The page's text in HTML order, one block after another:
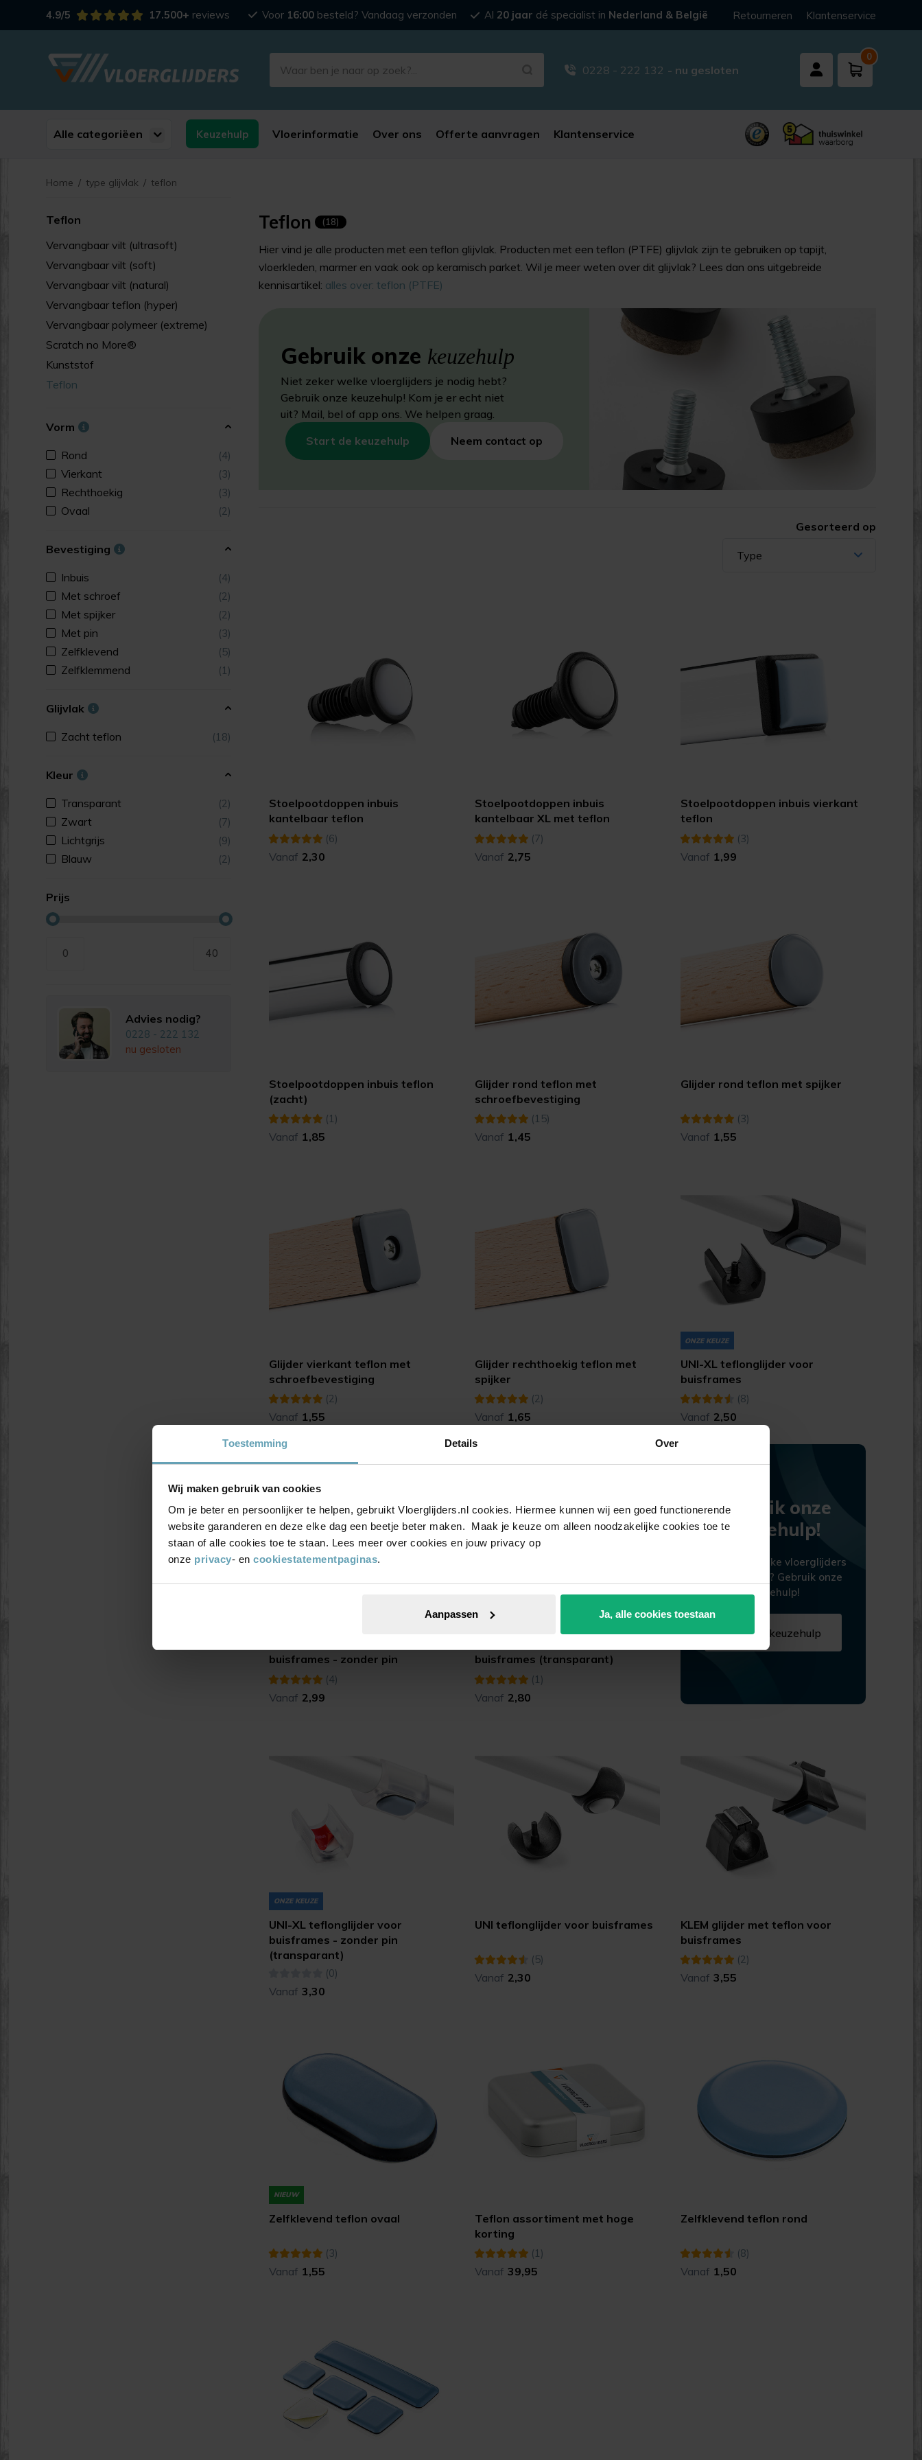
Toestemming Details Over
Wij maken gebruik van cookies
Om je beter en persoonlijker te helpen, gebruikt Vloerglijders.nl cookies. Hiermee kunnen wij een goed functionerende
website garanderen en deze elke dag een beetje beter maken. Maak je keuze om alleen noodzakelijke cookies toe te
staan of alle cookies toe te staan. Lees meer over cookies en jouw privacy op
onze privacy- en cookiestatementpaginas.
Aanpassen Ja, alle cookies toestaan
4.9/5 17.500+ reviews Voor 16:00besteld? Vandaag verzonden Al 20 jaar dé specialist in Nederland & België Retourneren Klantenservice
0228 - 222 132 - nu gesloten
0
Alle categoriëen Keuzehulp Vloerinformatie Over ons Offerte aanvragen Klantenservice
Home / type glijvlak / teflon
Teflon
Vervangbaar vilt (ultrasoft)
Vervangbaar vilt (soft)
Vervangbaar vilt (natural)
Vervangbaar teflon (hyper)
Vervangbaar polymeer (extreme)
Scratch no More®
Kunststof
Teflon
Vorm
Rond (4)
Vierkant (3)
Rechthoekig (3)
Ovaal (2)
Bevestiging
Inbuis (4)
Met schroef (2)
Met spijker (2)
Met pin (3)
Zelfklevend (5)
Zelfklemmend (1)
Glijvlak
Zacht teflon (18)
Kleur
Transparant (2)
Zwart (7)
Lichtgrijs (9)
Blauw (2)
Prijs
0 40
Advies nodig?
0228 - 222 132
nu gesloten
Teflon (18)
Hier vind je alle producten met een teflon glijvlak. Producten met een teflon (PTFE) glijvlak zijn te gebruiken op tapijt,
vloerkleden, marmer en vaak ook op keramisch parket. Wil je meer weten over dit glijvlak? Lees dan ons uitgebreide
kennisartikel: alles over: teflon (PTFE)
Gebruik onze keuzehulp
Niet zeker welke vloerglijders je nodig hebt?
Gebruik onze keuzehulp! Kom je er echt niet
uit? Mail, bel of app ons. We helpen graag.
Start de keuzehulp
Neem contact op
Gesorteerd op
Type
Stoelpootdoppen inbuis
kantelbaar teflon
(6)
Vanaf 2,30
Stoelpootdoppen inbuis
kantelbaar XL met teflon
(7)
Vanaf 2,75
Stoelpootdoppen inbuis vierkant
teflon
(3)
Vanaf 1,99
Stoelpootdoppen inbuis teflon
(zacht)
(1)
Vanaf 1,85
Glijder rond teflon met
schroefbevestiging
(15)
Vanaf 1,45
Glijder rond teflon met spijker
(3)
Vanaf 1,55
Glijder vierkant teflon met
schroefbevestiging
(2)
Vanaf 1,55
Glijder rechthoekig teflon met
spijker
(2)
Vanaf 1,65
ONZE KEUZE
UNI-XL teflonglijder voor
buisframes
(8)
Vanaf 2,50
buisframes - zonder pin
(4)
Vanaf 2,99
ONZE KEUZE
buisframes (transparant)
(1)
Vanaf 2,80
Gebruik onze
keuzehulp!
Niet zeker welke vloerglijders
je nodig hebt? Gebruik onze
keuzehulp!
Start de keuzehulp
ONZE KEUZE
UNI-XL teflonglijder voor
buisframes - zonder pin
(transparant)
(0)
Vanaf 3,30
UNI teflonglijder voor buisframes
(5)
Vanaf 2,30
KLEM glijder met teflon voor
buisframes
(2)
Vanaf 3,55
NIEUW
Zelfklevend teflon ovaal
(3)
Vanaf 1,55
Teflon assortiment met hoge
korting
(1)
Vanaf 39,95
Zelfklevend teflon rond
(8)
Vanaf 1,50